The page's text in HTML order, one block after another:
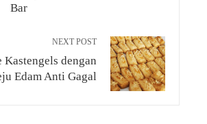
Bar
NEXT POST
Kastengels dengan
Edam Anti Gagal